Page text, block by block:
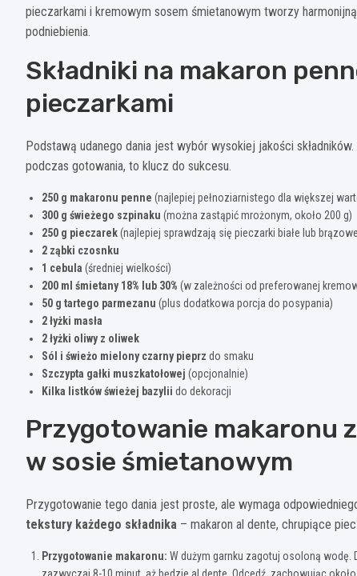
pieczarkami i kremowym sosem śmietanowym tworzy
podniebienia.
Składniki na makaron
pieczarkami
Podstawą udanego dania jest wybór wysokiej jakości
podczas gotowania, to klucz do sukcesu.
250 g makaronu penne (najlepiej pełnoziarnistego dla większej
300 g świeżego szpinaku (można zastąpić mrożonym, około 200 g)
250 g pieczarek(najlepiej sprawdzają się pieczarki białe lub
2 ząbki czosnku
1 cebula (średniej wielkości)
200 ml śmietany 18% lub 30% (w zależności od preferowanej
50 g tartego parmezanu (plus dodatkowa porcja do posypania)
2 łyżki masła
2 łyżki oliwy z oliwek
Sól i świeżo mielony czarny pieprz do smaku
Szczypta gałki muszkatołowej (opcjonalnie)
Kilka listków świeżej bazylii do dekoracji
Przygotowanie makaronu
w sosie śmietanowym
Przygotowanie tego dania jest proste, ale wymaga
tekstury każdego składnika – makaron al dente, chrupiące
Przygotowanie makaronu: W dużym garnku zagotuj osoloną wodę.